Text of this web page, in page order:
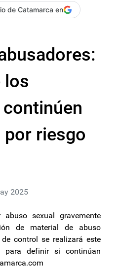
de Catamarca en
los
riesgo
2025
sexual gravemente
de material de abuso
control se realizará este
para definir si continúan